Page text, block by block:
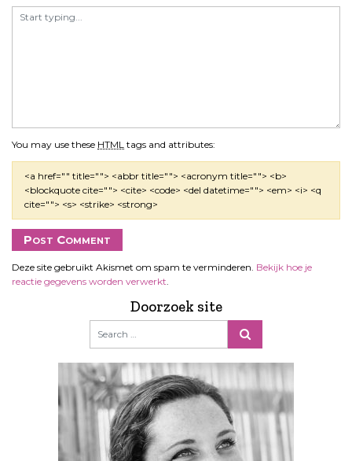
You may use these HTML tags and attributes:
<a href="" title=""> <abbr title=""> <acronym title=""> <b>
<blockquote cite=""> <cite> <code> <del datetime=""> <em> <i> <q
cite=""> <s> <strike> <strong>
Deze site gebruikt Akismet om spam te verminderen. Bekijk hoe je
reactie gegevens worden verwerkt
Doorzoek site